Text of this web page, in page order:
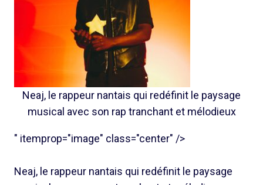
Neaj, le rappeur nantais qui redéfinit le paysage
musical avec son rap tranchant et mélodieux
" itemprop="image" class="center" />
Neaj, le rappeur nantais qui redéfinit le paysage